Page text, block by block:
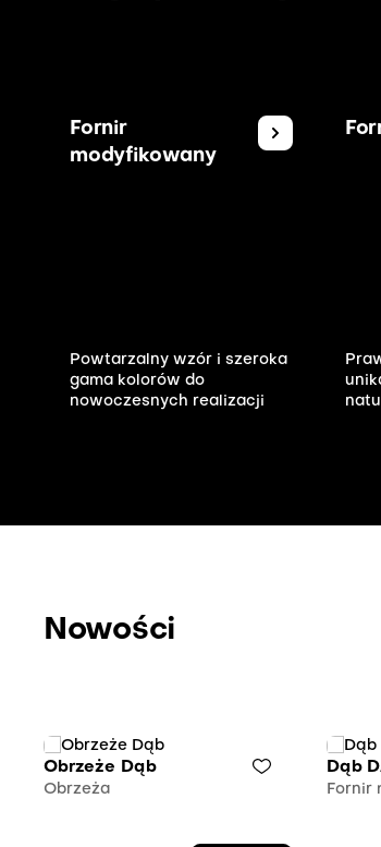
Fornir
modyfikowany
Powtarzalny wzór i szeroka
gama kolorów do
nowoczesnych realizacji
Nowości
Obrzeże Dąb
Obrzeża
Dąb
Fornir